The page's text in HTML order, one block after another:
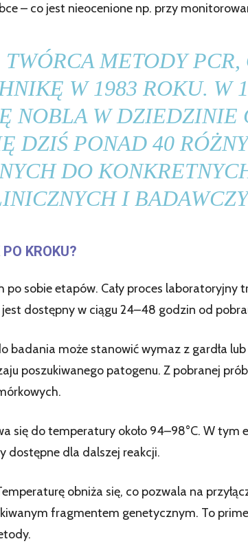
– co jest nieocenione np. przy
METODY PCR,
W 1983 ROKU. W
NOBLA W
DZIŚ PONAD 40
DO
I
KROKU?
po sobie etapów. Cały proces
dostępny w ciągu 24–48 godzin od
badania może stanowić wymaz z gardła
poszukiwanego patogenu. Z pobranej
się do temperatury około 94–98°C. W tym
dostępne dla dalszej reakcji.
obniża się, co pozwala na
fragmentem genetycznym. To